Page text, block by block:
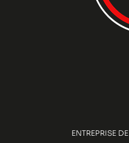
ENTREPRISE